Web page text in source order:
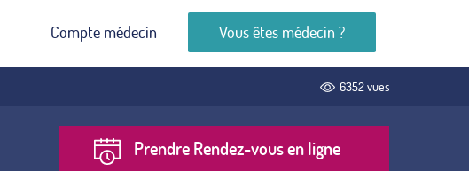
Compte médecin Vous êtes médecin ?
6352 vues
Prendre Rendez-vous en ligne